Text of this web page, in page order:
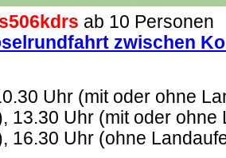
s506kdrs ab 10 Personen
zwischen
Uhr (mit oder ohne
13.30 Uhr (mit oder ohne
16.30 Uhr (ohne